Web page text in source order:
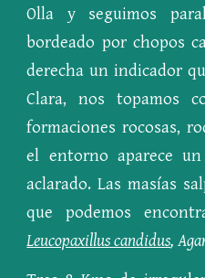
Olla y seguimos
bordeado por chopos
derecha un indicador
Clara, nos topamos
formaciones rocosas,
el entorno aparece
aclarado. Las masías
que podemos
Leucopaxillus candidus,